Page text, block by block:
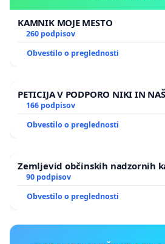
KAMNIK MOJE MESTO
260 podpisov
Obvestilo o preglednosti
PETICIJA V PODPORO NIKI IN
166 podpisov
Obvestilo o preglednosti
Zemljevid občinskih nadzornih
90 podpisov
Obvestilo o preglednosti